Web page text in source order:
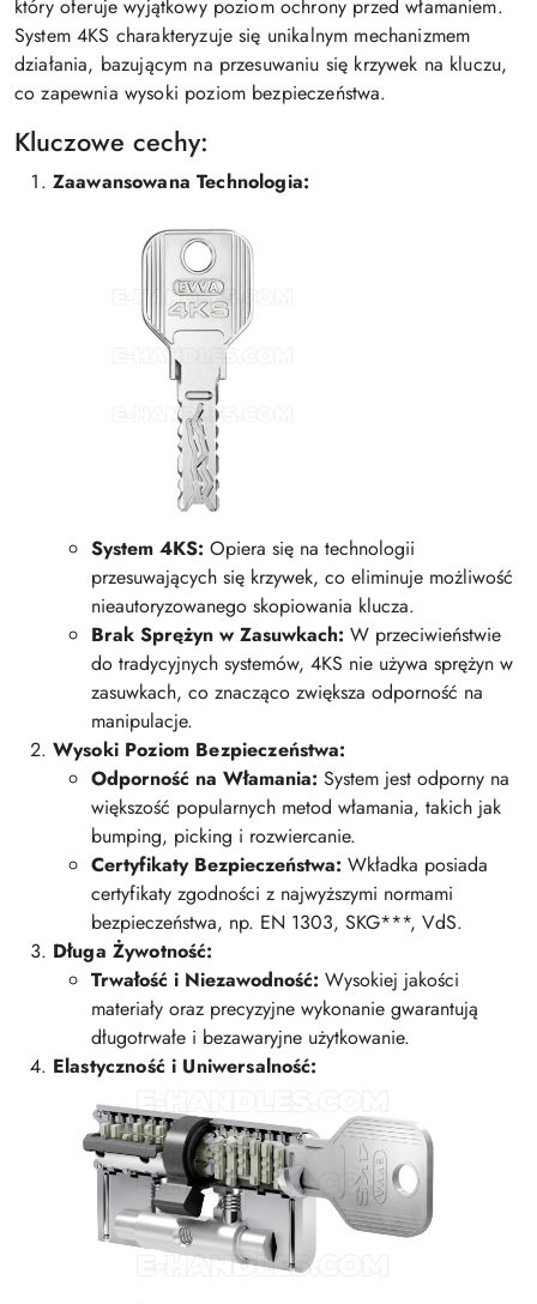
który oferuje wyjątkowy poziom ochrony przed włamaniem.
System 4KS charakteryzuje się unikalnym mechanizmem
działania, bazującym na przesuwaniu się krzywek na kluczu,
co zapewnia wysoki poziom bezpieczeństwa.
Kluczowe cechy:
Zaawansowana Technologia:
System 4KS: Opiera się na technologii
przesuwających się krzywek, co eliminuje możliwość
nieautoryzowanego skopiowania klucza.
Brak Sprężyn w Zasuwkach: W przeciwieństwie
do tradycyjnych systemów, 4KS nie używa sprężyn w
zasuwkach, co znacząco zwiększa odporność na
manipulacje.
Wysoki Poziom Bezpieczeństwa:
Odporność na Włamania: System jest odporny na
większość popularnych metod włamania, takich jak
bumping, picking i rozwiercanie.
Certyfikaty Bezpieczeństwa: Wkładka posiada
certyfikaty zgodności z najwyższymi normami
bezpieczeństwa, np. EN 1303, SKG***, VdS.
Długa Żywotność:
Trwałość i Niezawodność: Wysokiej jakości
materiały oraz precyzyjne wykonanie gwarantują
długotrwałe i bezawaryjne użytkowanie.
Elastyczność i Uniwersalność: